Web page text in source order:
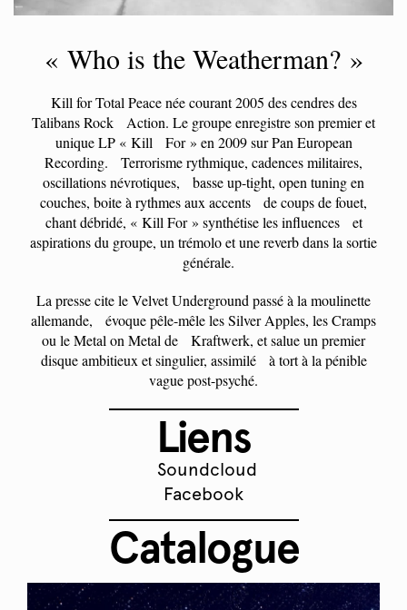
« Who is the Weatherman? »
Kill for Total Peace née courant 2005 des cendres des
Talibans Rock Action. Le groupe enregistre son premier et
unique LP « Kill For » en 2009 sur Pan European
Recording. Terrorisme rythmique, cadences militaires,
oscillations névrotiques, basse up-tight, open tuning en
couches, boite à rythmes aux accents de coups de fouet,
chant débridé, « Kill For » synthétise les influences et
aspirations du groupe, un trémolo et une reverb dans la sortie
générale.
La presse cite le Velvet Underground passé à la moulinette
allemande, évoque pêle-mêle les Silver Apples, les Cramps
ou le Metal on Metal de Kraftwerk, et salue un premier
disque ambitieux et singulier, assimilé à tort à la pénible
vague post-psyché.
Liens
Soundcloud
Facebook
Catalogue